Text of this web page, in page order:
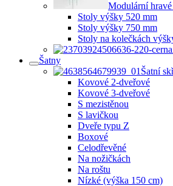
Modulární
Stoly výšky 520 mm
Stoly výšky 750 mm
Stoly na kolečkách
Šatny
Šatní
Kovové 2-dveřové
Kovové 3-dveřové
S mezistěnou
S lavičkou
Dveře typu Z
Boxové
Celodřevěné
Na nožičkách
Na roštu
Nízké (výška 150 cm)